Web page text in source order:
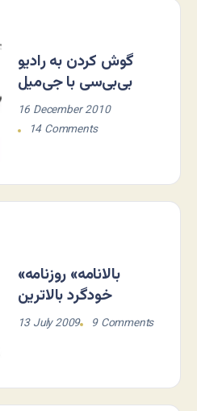
گوش کردن به رادیو
بی‌بی‌سی با جی‌میل
16 December 2010
14 Comments
«بالانامه» روزنامه
خودگرد بالاترین
13 July 2009 9 Comments